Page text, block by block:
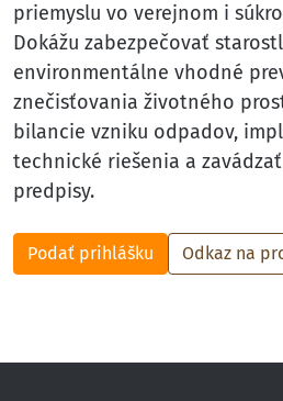
priemyslu vo verejnom i
Dokážu zabezpečovať
environmentálne vhodné
znečisťovania životného
bilancie vzniku odpadov,
technické riešenia a
predpisy.
Podať prihlášku Odkaz na